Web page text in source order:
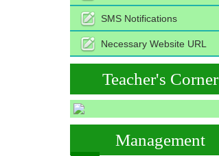
SMS Notifications
Necessary Website URL
Teacher's Corner
Management